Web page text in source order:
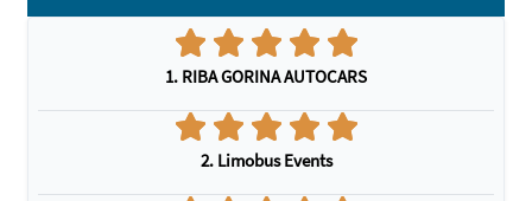
1. RIBA GORINA AUTOCARS
2. Limobus Events